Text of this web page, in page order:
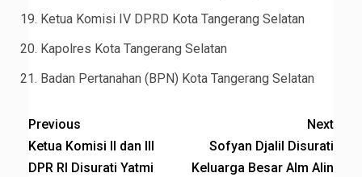
Ketua Komisi IV DPRD Kota Tangerang Selatan
Kapolres Kota Tangerang Selatan
Badan Pertanahan (BPN) Kota Tangerang Selatan
Previous
Ketua Komisi II dan III
DPR RI Disurati Yatmi
Next
Sofyan Djalil Disurati
Keluarga Besar Alm Alin